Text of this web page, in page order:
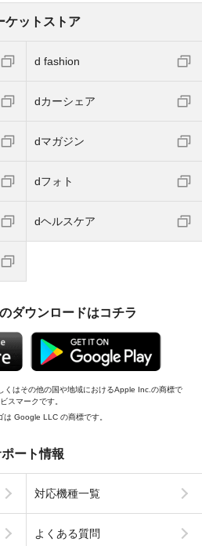
ケットストア
d fashion
dカーシェア
dマガジン
dフォト
dヘルスケア
ダウンロードはコチラ
はその他の国や地域におけるApple Inc.の商標で
スマークです。
Google LLC の商標です。
ート情報
対応機種一覧
よくある質問